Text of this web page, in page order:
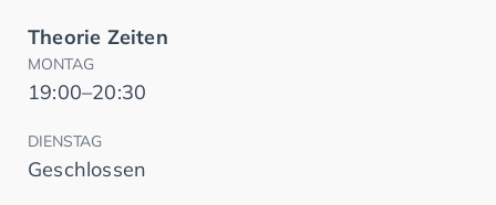
Theorie Zeiten
MONTAG
19:00–20:30
DIENSTAG
Geschlossen